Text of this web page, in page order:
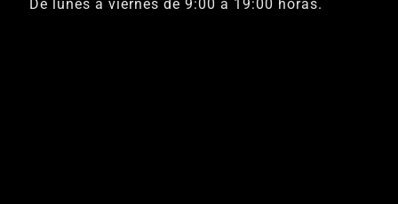
De lunes a viernes de 9:00 a 19:00 horas.